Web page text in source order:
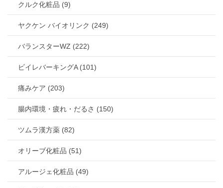
クルク化粧品 (9)
ヤクケン バイオリンク (249)
バランスターWZ (222)
ビイレバーキングA (101)
痛みケア (203)
腸内環境・疲れ・だるさ (150)
ツムラ漢方薬 (82)
オリーブ化粧品 (51)
アルージェ化粧品 (49)